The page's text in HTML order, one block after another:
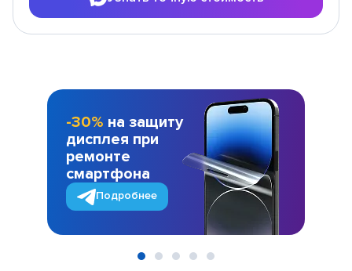
-30% на защиту
дисплея при
ремонте
смартфона
Подробнее